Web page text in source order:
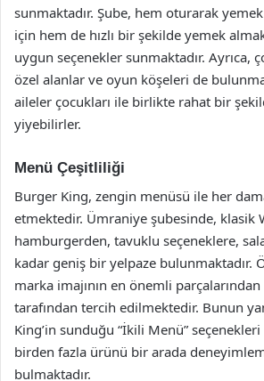
sunmaktadır. Şube, hem oturarak
için hem de hızlı bir şekilde yemek
uygun seçenekler sunmaktadır. Ayrıca,
özel alanlar ve oyun köşeleri de
aileler çocukları ile birlikte rahat bir
yiyebilirler.
Menü Çeşitliliği
Burger King, zengin menüsü ile her
etmektedir. Ümraniye şubesinde, klasik
hamburgerden, tavuklu seçeneklere,
kadar geniş bir yelpaze bulunmaktadır.
marka imajının en önemli
tarafından tercih edilmektedir. Bunun
King’in sunduğu “İkili Menü”
birden fazla ürünü bir arada
bulmaktadır.